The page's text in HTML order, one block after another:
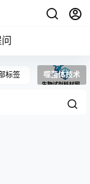
标签 噬菌体技术